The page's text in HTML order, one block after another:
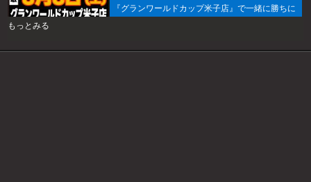
『グランワールドカップ米子店』で一緒に勝ちに
もっとみる